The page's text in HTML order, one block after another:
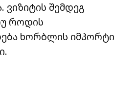
ვიზიტის შემდეგ
როდის
ხორბლის იმპორტი